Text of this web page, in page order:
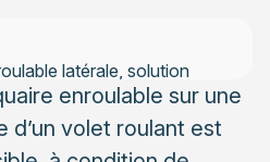
enroulable sur une
volet roulant est
roulants
latérale, solution
pour configurations